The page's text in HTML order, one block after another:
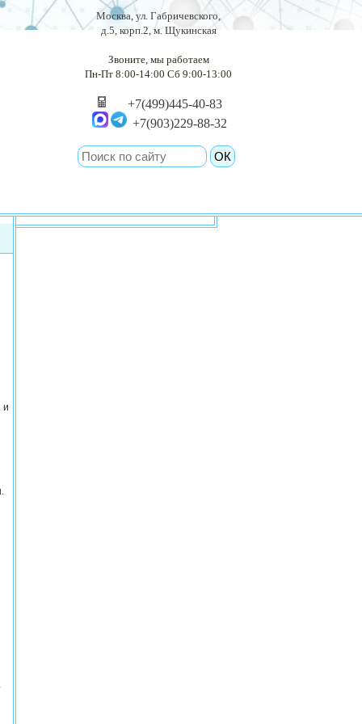
Москва, ул. Габричевского,
д.5, корп.2, м. Щукинская
Звоните, мы работаем
Пн-Пт 8:00-14:00 Сб 9:00-13:00
+7(499)445-40-83
+7(903)229-88-32
и